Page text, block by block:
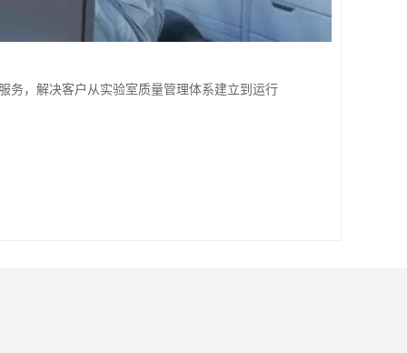
，解决客户从实验室质量管理体系建立到运行